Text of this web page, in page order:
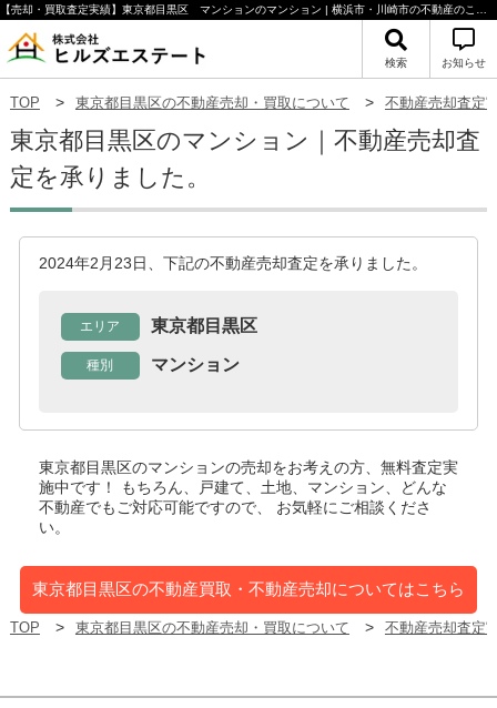
検索 お知らせ
TOP 東京都目黒区の不動産売却・買取について 不動産売却査定
東京都目黒区のマンション｜不動産売却査
定を承りました。
2024年2月23日、下記の不動産売却査定を承りました。
エリア 東京都目黒区
種別 マンション
東京都目黒区のマンションの売却をお考えの方、無料査定実
施中です！
もちろん、戸建て、土地、マンション、どんな
不動産でもご対応可能ですので、 お気軽にご相談くださ
い。
東京都目黒区の不動産買取・不動産売却についてはこちら
TOP 東京都目黒区の不動産売却・買取について 不動産売却査定